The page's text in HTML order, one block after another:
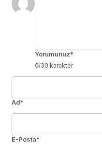
Yorumunuz*
0/30 karakter
Ad*
E-Posta*